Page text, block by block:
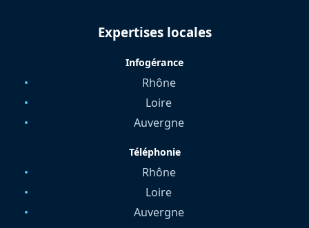
Expertises locales
Infogérance
Rhône
Loire
Auvergne
Téléphonie
Rhône
Loire
Auvergne